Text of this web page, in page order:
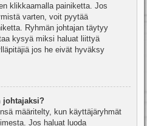
klikkaamalla painiketta. Jos
varten, voit pyytää
Ryhmän johtajan täytyy
kysyä miksi haluat liittyä
jos he eivät hyväksy
johtajaksi?
määritelty, kun käyttäjäryhmät
Jos haluat luoda